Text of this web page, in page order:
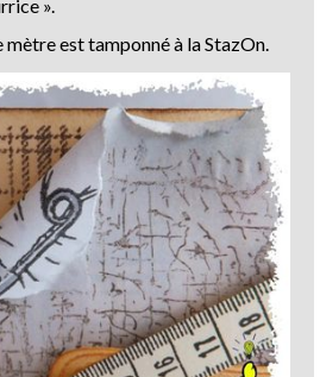
».
est tamponné à la StazOn.